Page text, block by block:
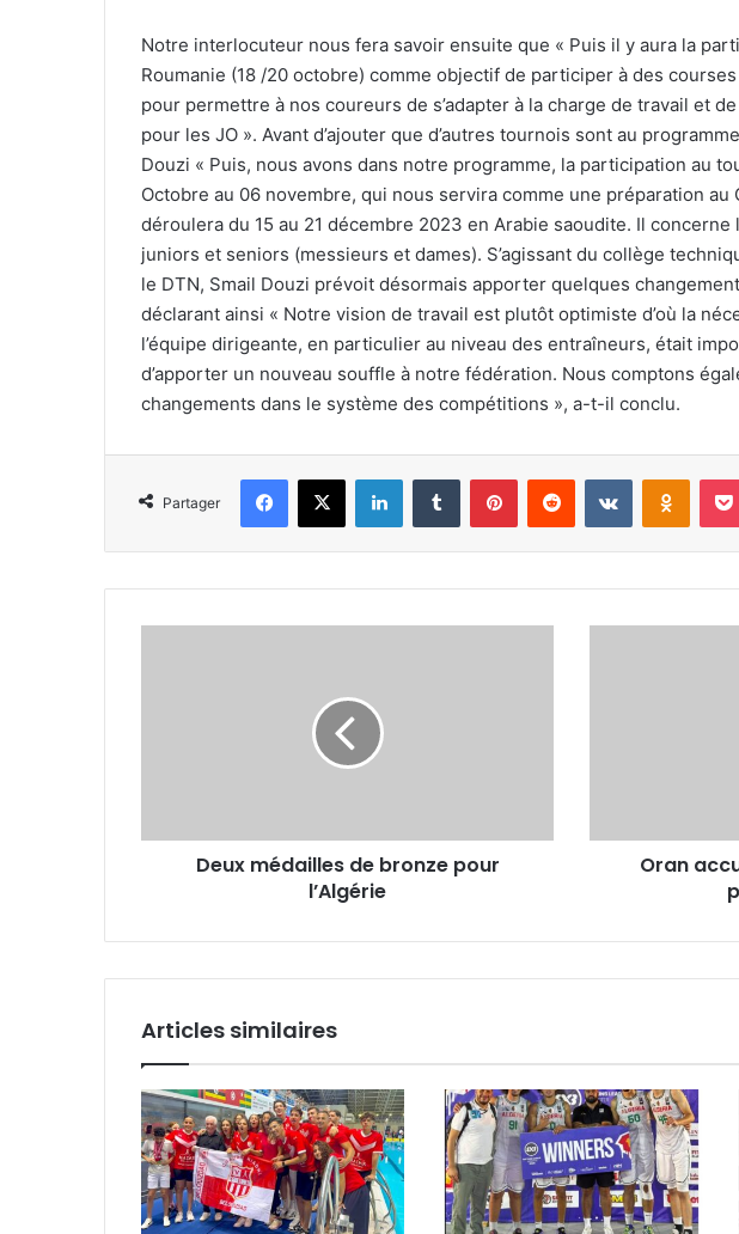
Notre interlocuteur nous fera savoir ensuite que « Puis il y aura la
Roumanie (18 /20 octobre) comme objectif de participer à des
pour permettre à nos coureurs de s’adapter à la charge de travail et
pour les JO ». Avant d’ajouter que d’autres tournois sont au
Douzi « Puis, nous avons dans notre programme, la participation au
Octobre au 06 novembre, qui nous servira comme une préparation au
déroulera du 15 au 21 décembre 2023 en Arabie saoudite. Il
juniors et seniors (messieurs et dames). S’agissant du collège
le DTN, Smail Douzi prévoit désormais apporter quelques
déclarant ainsi « Notre vision de travail est plutôt optimiste d’où la
l’équipe dirigeante, en particulier au niveau des entraîneurs, était
d’apporter un nouveau souffle à notre fédération. Nous comptons
changements dans le système des compétitions », a-t-il conclu.
Partager
Facebook
X LinkedinTumblr PinterestReddit VKontakte
Deux médailles de bronze pour
l’Algérie
jeudi
Oran
Articles similaires